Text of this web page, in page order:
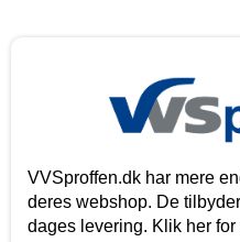
VVSproffen.dk har mere
deres webshop. De
dages levering. Klik her